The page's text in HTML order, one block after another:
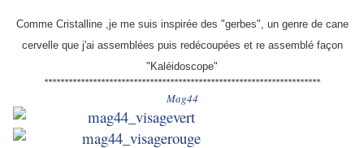
Comme Cristalline ,je me suis inspirée des "gerbes", un genre de cane
cervelle que j'ai assemblées puis redécoupées et re assemblé façon
"Kaléidoscope"
********************************************************************
Mag44